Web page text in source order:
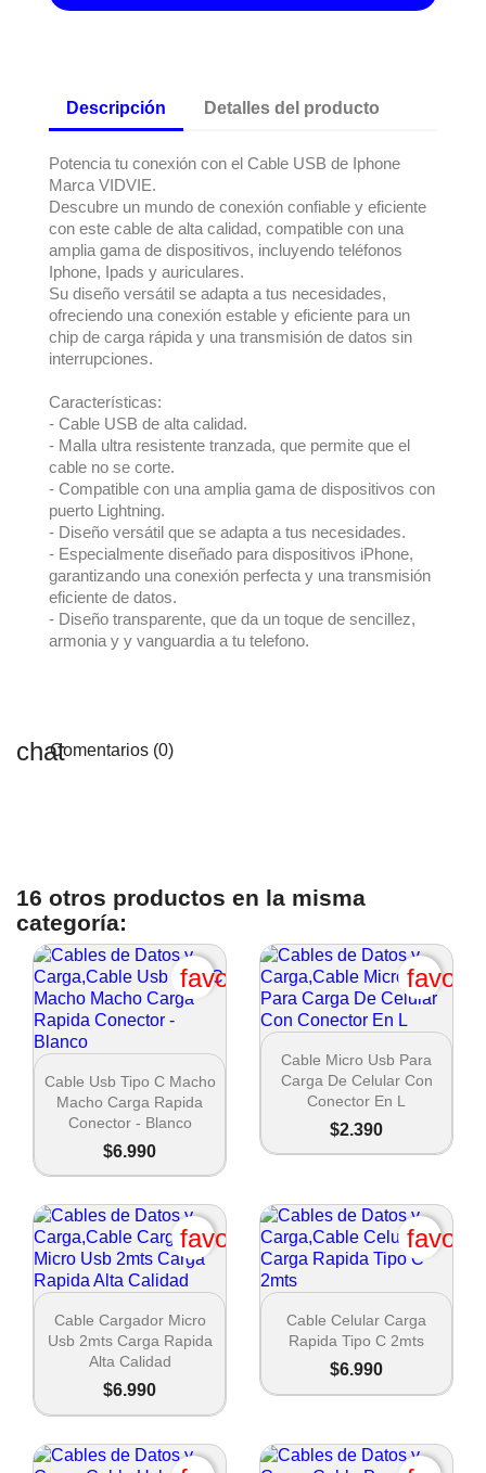
Descripción Detalles del producto
Potencia tu conexión con el Cable USB de Iphone
Marca VIDVIE.
Descubre un mundo de conexión confiable y eficiente
con este cable de alta calidad, compatible con una
amplia gama de dispositivos, incluyendo teléfonos
Iphone, Ipads y auriculares.
Su diseño versátil se adapta a tus necesidades,
ofreciendo una conexión estable y eficiente para un
chip de carga rápida y una transmisión de datos sin
interrupciones.
Características:
- Cable USB de alta calidad.
- Malla ultra resistente tranzada, que permite que el
cable no se corte.
- Compatible con una amplia gama de dispositivos con
puerto Lightning.
- Diseño versátil que se adapta a tus necesidades.
- Especialmente diseñado para dispositivos iPhone,
garantizando una conexión perfecta y una transmisión
eficiente de datos.
- Diseño transparente, que da un toque de sencillez,
armonia y y vanguardia a tu telefono.
Comentarios (0)
16 otros productos en la misma
categoría:
 Vista rápida
Cable Usb Tipo C Macho
Macho Carga Rapida
Conector - Blanco
$6.990
favorite_border
 Vista rápida
Cable Micro Usb Para
Carga De Celular Con
Conector En L
$2.390
 Vista rápida
Cable Cargador Micro
Usb 2mts Carga Rapida
Alta Calidad
$6.990
favorite_border
 Vista rápida
Cable Celular Carga
Rapida Tipo C 2mts
$6.990